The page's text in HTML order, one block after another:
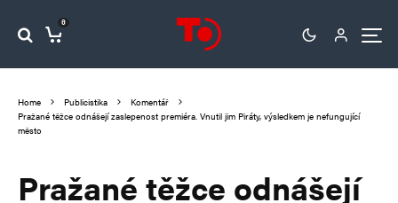
0
Home Publicistika
Komentář
Pražané těžce odnášejí zaslepenost premiéra. Vnutil jim Piráty, výsledkem je nefungující
město
Pražané těžce odnášejí